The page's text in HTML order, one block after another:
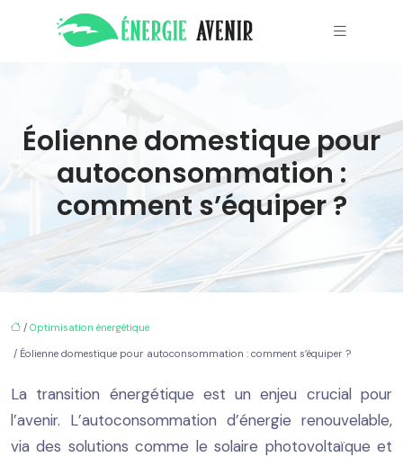
Éolienne domestique pour
autoconsommation :
comment s’équiper ?
/ Optimisation énergétique
/ Éolienne domestique pour autoconsommation : comment s’équiper ?
La transition énergétique est un enjeu crucial pour
l’avenir. L’autoconsommation d’énergie renouvelable,
via des solutions comme le solaire photovoltaïque et